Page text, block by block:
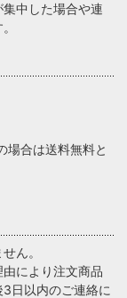
中した場合や連
場合は送料無料と
ん。
により注文商品
日以内のご連絡に